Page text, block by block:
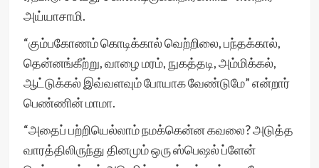
அய்யாசாமி.
“கும்பகோணம் கொடிக்கால் வெற்றிலை, பந்தக்கால்,
தென்னங்கீற்று, வாழை மரம், நுகத்தடி, அம்மிக்கல்,
ஆட்டுக்கல் இவ்வளவும் போயாக வேண்டுமே” என்றார்
பெண்ணின் மாமா.
“அதைப் பற்றியெல்லாம் நமக்கென்ன கவலை? அடுத்த
வாரத்திலிருந்து தினமும் ஒரு ஸ்பெஷல் ப்ளேன்